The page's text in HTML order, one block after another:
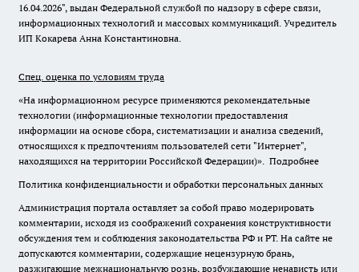
16.04.2026", выдан Федеральной службой по надзору в сфере связи,
информационных технологий и массовых коммуникаций. Учредитель
ИП Кокарева Анна Константиновна.
Спец. оценка по условиям труда
«На информационном ресурсе применяются рекомендательные
технологии (информационные технологии предоставления
информации на основе сбора, систематизации и анализа сведений,
относящихся к предпочтениям пользователей сети "Интернет",
находящихся на территории Российской Федерации)». Подробнее
Политика конфиденциальности и обработки персональных данных
Администрация портала оставляет за собой право модерировать
комментарии, исходя из соображений сохранения конструктивности
обсуждения тем и соблюдения законодательства РФ и РТ. На сайте не
допускаются комментарии, содержащие нецензурную брань,
разжигающие межнациональную рознь, возбуждающие ненависть или